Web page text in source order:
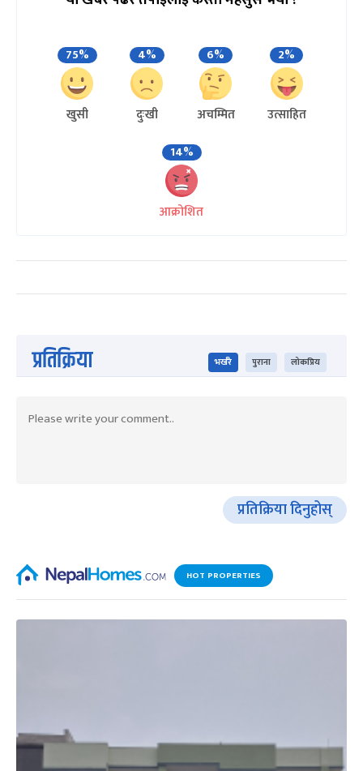
75%
खुसी
4%
दुःखी
6%
अचम्मित
2%
उत्साहित
14%
आक्रोशित
प्रतिक्रिया भर्खरै पुराना लोकप्रिय
प्रतिक्रिया दिनुहोस्
HOT PROPERTIES